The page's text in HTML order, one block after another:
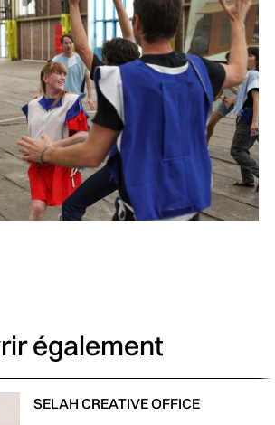
également
SELAH CREATIVE OFFICE